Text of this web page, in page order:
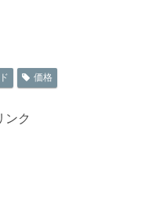
価格
ンク